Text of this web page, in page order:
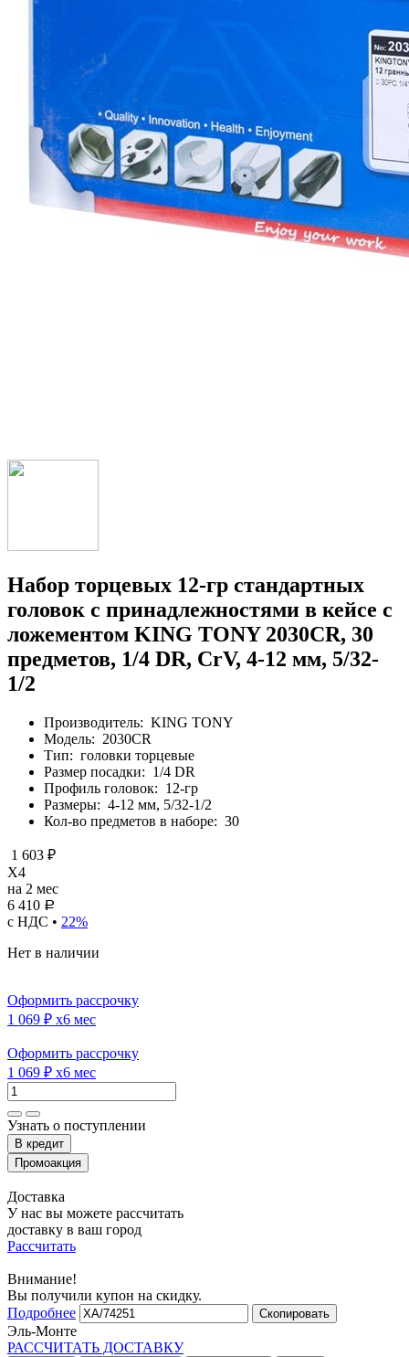
Набор торцевых 12-гр стандартных
головок с принадлежностями в кейсе с
ложементом KING TONY 2030CR, 30
предметов, 1/4 DR, CrV, 4-12 мм, 5/32-
1/2
Производитель: KING TONY
Модель: 2030CR
Тип: головки торцевые
Размер посадки: 1/4 DR
Профиль головок: 12-гр
Размеры: 4-12 мм, 5/32-1/2
Кол-во предметов в наборе: 30
1 603 ₽
X4
на 2 мес
6 410 Р
с НДС • 22%
Нет в наличии
Оформить рассрочку
1 069 ₽ x6 мес
Оформить рассрочку
1 069 ₽ x6 мес
Узнать о поступлении
Доставка
У нас вы можете рассчитать
доставку в ваш город
Рассчитать
Внимание!
Вы получили купон на скидку.
Подробнее
Скопировать
Эль-Монте
РАССЧИТАТЬ ДОСТАВКУ